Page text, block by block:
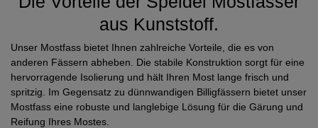
aus Kunststoff.
Unser Mostfass bietet Ihnen zahlreiche Vorteile, die es von
anderen Fässern abheben. Die stabile Konstruktion sorgt für eine
hervorragende Isolierung und hält Ihren Most lange frisch und
spritzig. Im Gegensatz zu dünnwandigen Billigfässern bietet unser
Mostfass eine robuste und langlebige Lösung für die Gärung und
Reifung Ihres Mostes.